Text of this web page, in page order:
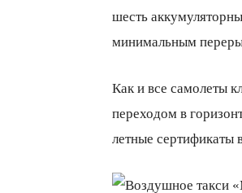
шесть
минимальным
Как и все самолеты
переходом в
летные сертификаты